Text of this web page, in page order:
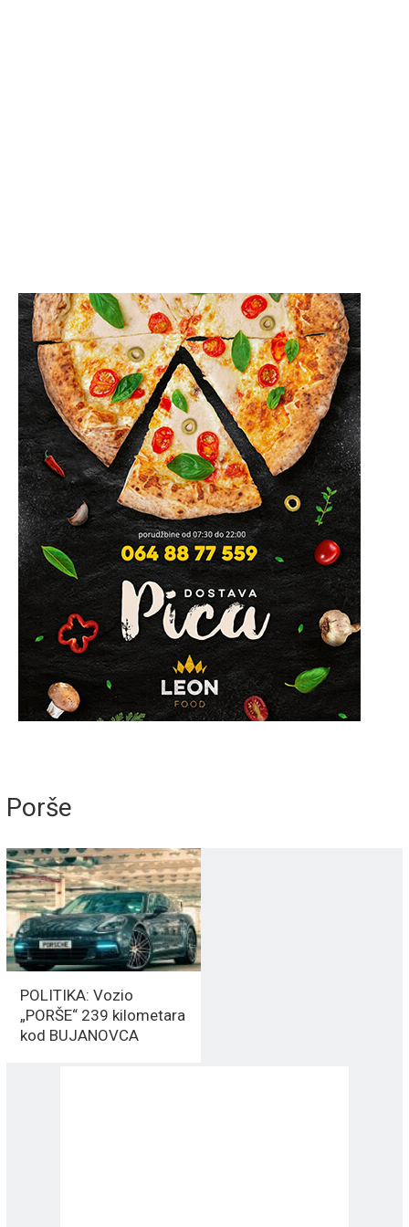
Porše
POLITIKA: Vozio
„PORŠE“ 239 kilometara
kod BUJANOVCA